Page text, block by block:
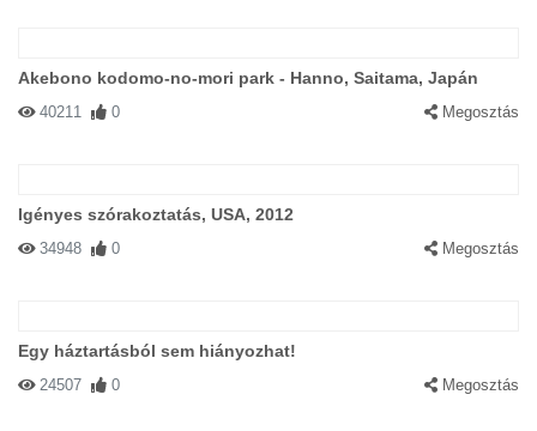
Akebono kodomo-no-mori park - Hanno, Saitama, Japán
40211 0 Megosztás
Igényes szórakoztatás, USA, 2012
34948 0 Megosztás
Egy háztartásból sem hiányozhat!
24507 0 Megosztás